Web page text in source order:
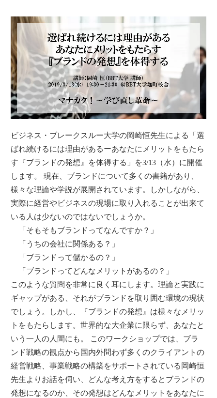
ビジネス・ブレークスルー大学の岡崎恒先生による「選
ばれ続けるには理由があるーあなたにメリットをもたら
す『ブランドの発想』を体得する」を3/13（水）に開催
します。 現在、ブランドについて多くの書籍があり、
様々な理論や学説が展開されています。しかしながら、
実際に経営やビジネスの現場に取り入れることが出来て
いる人は少ないのではないでしょうか。
「そもそもブランドってなんですか？」
「うちの会社に関係ある？」
「ブランドって儲かるの？」
「ブランドってどんなメリットがあるの？」
このような質問を非常に良く耳にします。理論と実践に
ギャップがある、それがブランドを取り囲む環境の現状
でしょう。しかし、『ブランドの発想』は様々なメリッ
トをもたらします。世界的な大企業に限らず、あなたと
いう一人の人間にも。 このワークショップでは、ブラ
ンド戦略の観点から国内外問わず多くのクライアントの
経営戦略、事業戦略の構築をサポートされている岡崎恒
先生よりお話を伺い、どんな考え方をするとブランドの
発想になるのか、その発想はどんなメリットをあなたに